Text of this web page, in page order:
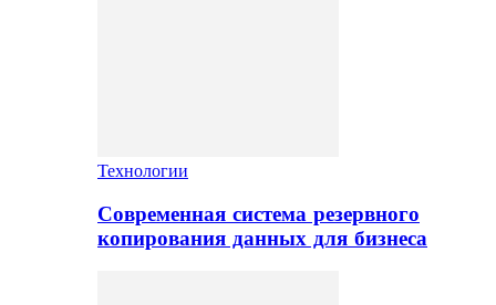
Технологии
Современная система резервного
копирования данных для бизнеса